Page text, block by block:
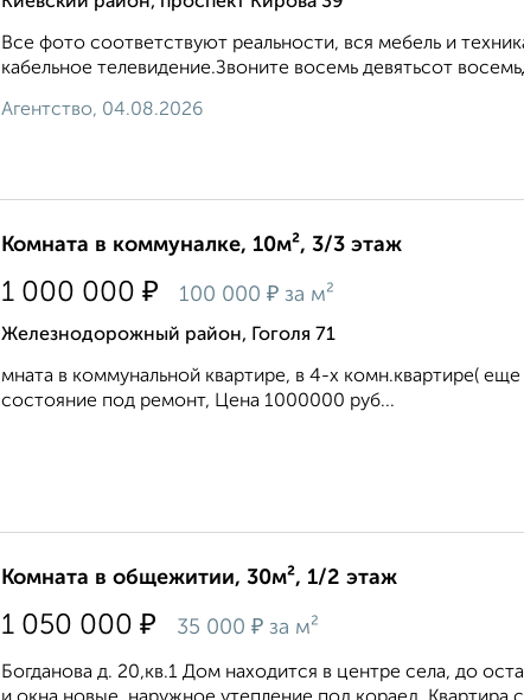
Все фото соответствуют реальности, вся мебель и
кабельное телевидение.Звоните восемь девятьсот
Агентство, 04.08.2026
Комната в коммуналке, 10м², 3/3 этаж
1 000 000 ₽ 100 000 ₽ за м²
Железнодорожный район, Гоголя 71
мната в коммунальной квартире, в 4-х комн.квартире(
состояние под ремонт, Цена 1000000 руб...
Комната в общежитии, 30м², 1/2 этаж
1 050 000 ₽ 35 000 ₽ за м²
Богданова д. 20,кв.1 Дом находится в центре села, до